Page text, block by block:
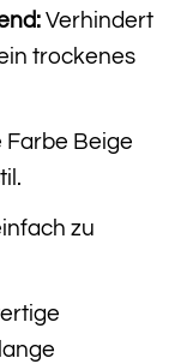
Verhindert
trockenes
Beige
zu